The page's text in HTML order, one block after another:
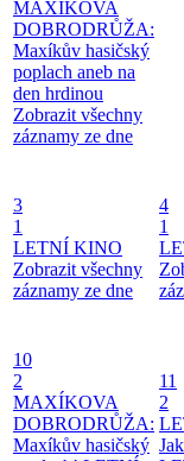
MAXÍKOVA
DOBRODRŮŽA:
Maxíkův hasičský
poplach aneb na
den hrdinou
Zobrazit všechny
záznamy ze dne
3
1
LETNÍ KINO
Zobrazit všechny
záznamy ze dne
4
1
10
2
MAXÍKOVA
DOBRODRŮŽA:
Maxíkův hasičský
11
2